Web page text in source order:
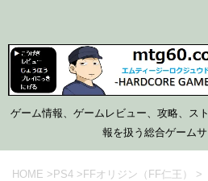
ゲーム情報、ゲームレビュー、攻略、ス
報を扱う総合ゲームサ
HOME >PS4 >FFオリジン（FF仁王） >